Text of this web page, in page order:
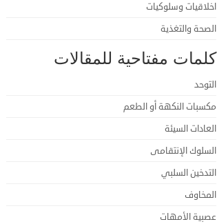
اخلاقيات وسلوكيات
الصحة والتغذية
كلمات مفتاحية للمقالات
التوحد
مكسبات النكهة أو الطعم
العادات السيئة
السلوك الإنتقامى
التدخين السلبي
المخاوف
عصبية الأمهات